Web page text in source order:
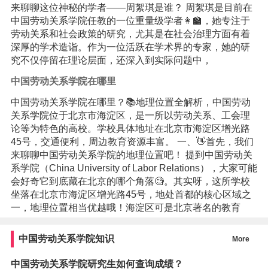
来聊聊这位神秘的学者——周絮琪是谁？ 周絮琪是目前在
中国劳动关系学院任教的一位重量级学者👩‍🏫，她专注于
劳动关系和社会政策的研究，尤其是在社会治理方面有着
深厚的学术造诣。作为一位活跃在学术界的专家，她的研
究不仅停留在理论层面，还深入到实际问题中，
中国劳动关系学院在哪里
中国劳动关系学院在哪里？📚地理位置全解析，中国劳动
关系学院位于北京市海淀区，是一所以劳动关系、工会理
论等为特色的高校。学校具体地址在北京市海淀区增光路
45号，交通便利，周边教育资源丰富。 一、👋首先，我们
来聊聊中国劳动关系学院的地理位置吧！ 提到中国劳动关
系学院（China University of Labor Relations），大家可能
会好奇它到底藏在北京的哪个角落🧐。其实呀，这所学校
坐落在北京市海淀区增光路45号，地处首都的核心区域之
一，地理位置相当优越哦！海淀区可是北京著名的教育
中国劳动关系学院知识 More
中国劳动关系学院研究生如何查询成绩？